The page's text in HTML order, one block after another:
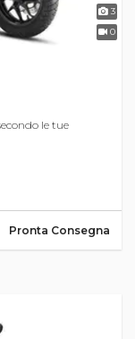
3
0
le tue
Pronta Consegna